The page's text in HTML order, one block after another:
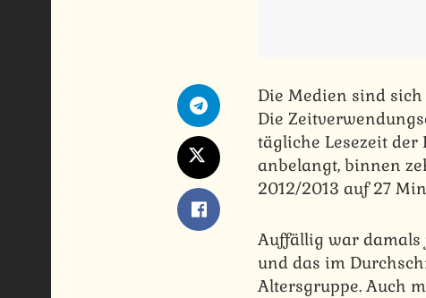
Die Medien sind
Die
tägliche Lesezeit der
anbelangt, binnen
2012/2013 auf 27
Auffällig war damals
und das im
Altersgruppe. Auch